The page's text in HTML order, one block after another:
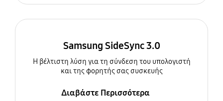
Samsung SideSync 3.0
Η βέλτιστη λύση για τη σύνδεση του υπολογιστή
και της φορητής σας συσκευής
Διαβάστε Περισσότερα